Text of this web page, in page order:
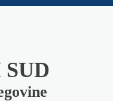
SUD